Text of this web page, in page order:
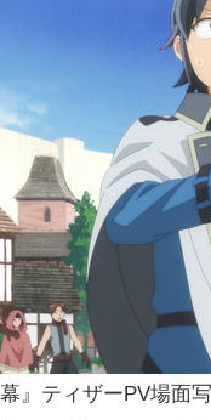
』ティザーPV場面写